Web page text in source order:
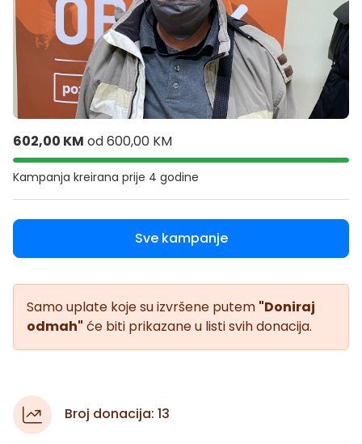
602,00 KM od600,00 KM
Kampanja kreirana prije 4 godine
Sve kampanje
Samo uplate koje su izvršene putem "Doniraj
odmah" će biti prikazane u listi svih donacija.
Broj donacija: 13